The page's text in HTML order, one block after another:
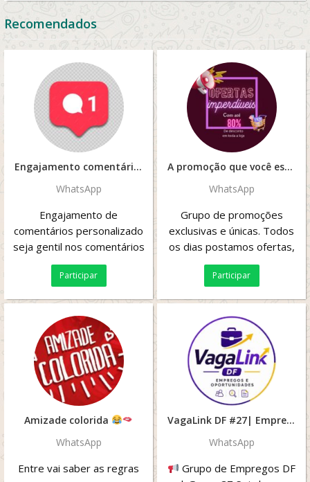
Recomendados
Engajamento comentários
WhatsApp
Engajamento de
comentários personalizado
seja gentil nos comentários
do insta Engaja
Participar
A promoção que você esperava.
WhatsApp
Grupo de promoções
exclusivas e únicas. Todos
os dias postamos ofertas,
para aquelas comprinhas
perfeitas e...
Participar
Amizade colorida
WhatsApp
Entre vai saber as regras
VagaLink DF #27| Empregos e Oportunidades
WhatsApp
Grupo de Empregos DF